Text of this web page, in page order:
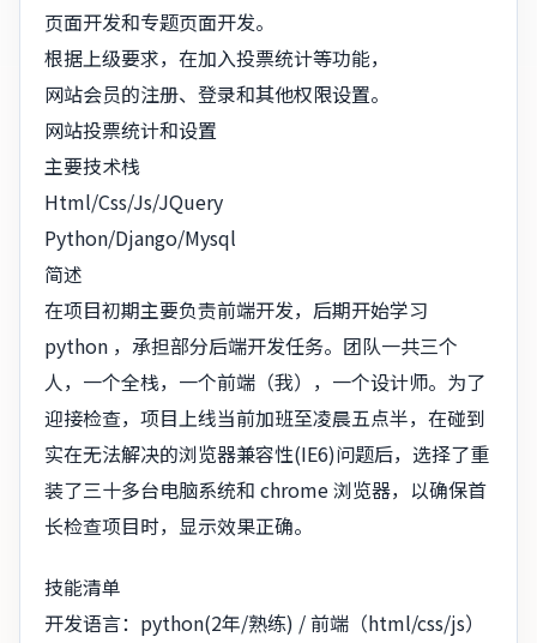
页面开发和专题页面开发。
根据上级要求，在加入投票统计等功能，
网站会员的注册、登录和其他权限设置。
网站投票统计和设置
主要技术栈
Html/Css/Js/JQuery
Python/Django/Mysql
简述
在项目初期主要负责前端开发，后期开始学习
python ，承担部分后端开发任务。团队一共三个
人，一个全栈，一个前端（我），一个设计师。为了
迎接检查，项目上线当前加班至凌晨五点半，在碰到
实在无法解决的浏览器兼容性(IE6)问题后，选择了重
装了三十多台电脑系统和 chrome 浏览器，以确保首
长检查项目时，显示效果正确。
技能清单
开发语言：python(2年/熟练) / 前端（html/css/js）